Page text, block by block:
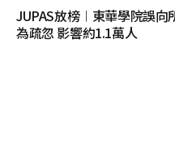
JUPAS放榜︱東華學院誤
為疏忽 影響約1.1萬人